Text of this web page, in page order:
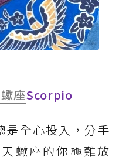
座Scorpio
是全心投入，分手
蠍座的你極難放